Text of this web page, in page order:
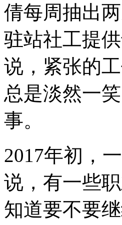
倩每周抽出
驻站社工提
说，紧张的
总是淡然一
事。
2017年初，
说，有一些
知道要不要